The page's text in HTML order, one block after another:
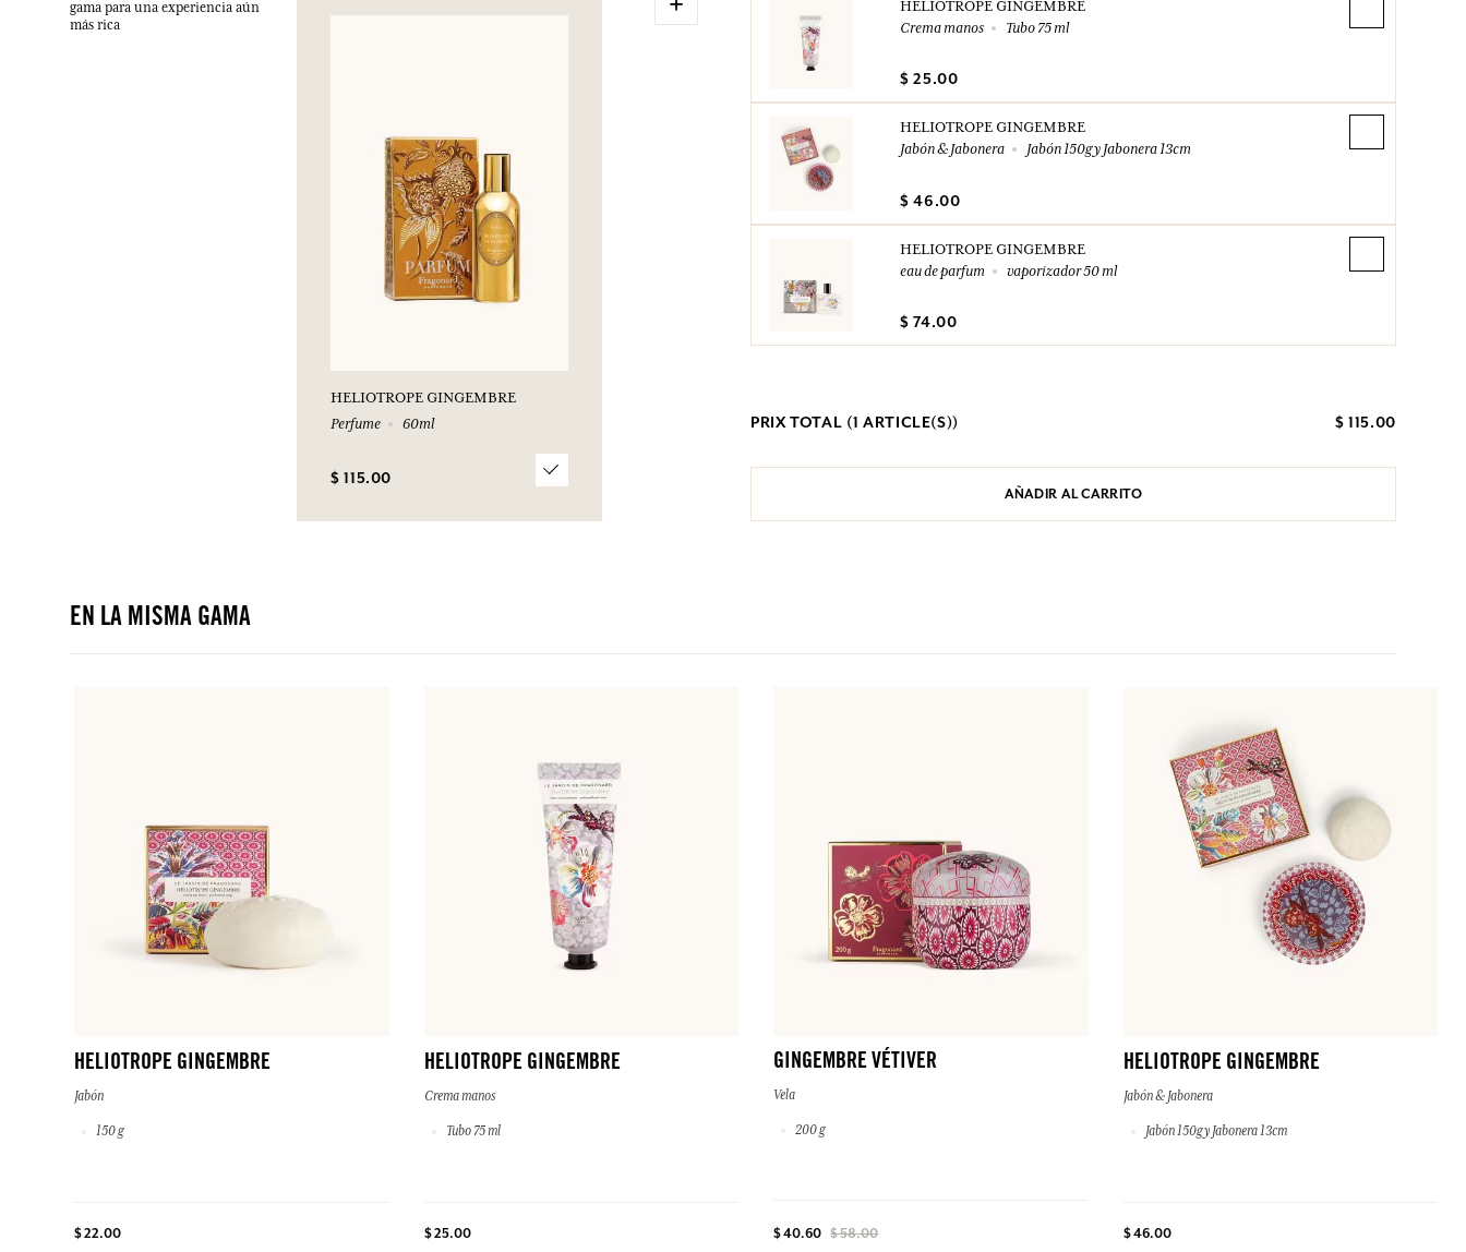
gama para una experiencia aún
más rica
HELIOTROPE GINGEMBRE
Perfume
60ml
$ 115.00
HELIOTROPE GINGEMBRE
Crema manos
Tubo 75 ml
$ 25.00
HELIOTROPE GINGEMBRE
Jabón & Jabonera
Jabón 150g y Jabonera 13cm
$ 46.00
HELIOTROPE GINGEMBRE
eau de parfum
vaporizador 50 ml
$ 74.00
PRIX TOTAL (1 ARTICLE(S)) $ 115.00
AÑADIR AL CARRITO
EN LA MISMA GAMA
HELIOTROPE GINGEMBRE
Jabón
150 g
$ 22.00
HELIOTROPE GINGEMBRE
Crema manos
Tubo 75 ml
$ 25.00
GINGEMBRE VÉTIVER
Vela
200 g
$ 40.60 $ 58.00
HELIOTROPE GINGEMBRE
Jabón & Jabonera
Jabón 150g y Jabonera 13cm
$ 46.00